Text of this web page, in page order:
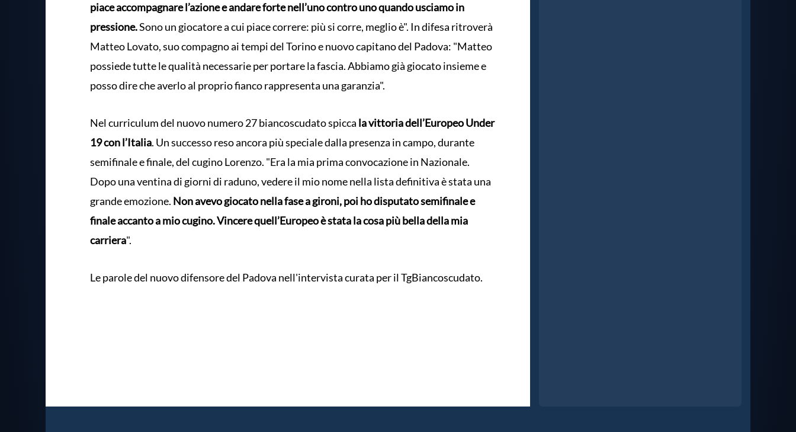
piace accompagnare l’azione e andare forte nell’uno contro uno quando usciamo in
pressione.Sono un giocatore a cui piace correre: più si corre, meglio è". In difesa ritroverà
Matteo Lovato, suo compagno ai tempi del Torino e nuovo capitano del Padova: "Matteo
possiede tutte le qualità necessarie per portare la fascia. Abbiamo già giocato insieme e
posso dire che averlo al proprio fianco rappresenta una garanzia".
Nel curriculum del nuovo numero 27 biancoscudato spicca la vittoria dell’Europeo Under
19 con l’Italia. Un successo reso ancora più speciale dalla presenza in campo, durante
semifinale e finale, del cugino Lorenzo. "Era la mia prima convocazione in Nazionale.
Dopo una ventina di giorni di raduno, vedere il mio nome nella lista definitiva è stata una
grande emozione. Non avevo giocato nella fase a gironi, poi ho disputato semifinale e
finale accanto a mio cugino. Vincere quell’Europeo è stata la cosa più bella della mia
carriera".
Le parole del nuovo difensore del Padova nell'intervista curata per il TgBiancoscudato.